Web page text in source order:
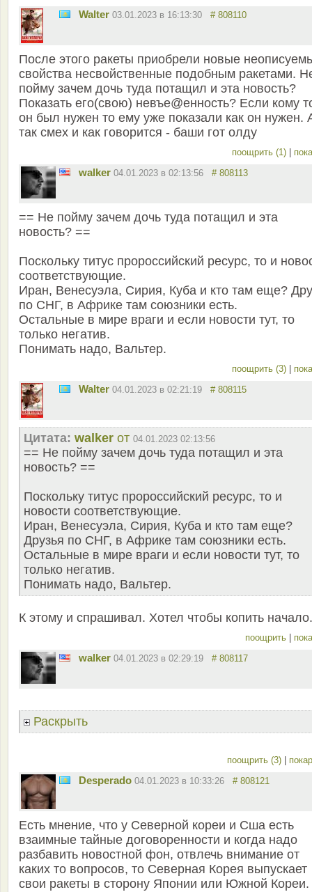
Walter 03.01.2023 в 16:13:30 # 808110
После этого ракеты приобрели новые
свойства несвойственные подобным ракетами.
пойму зачем дочь туда потащил и эта новость?
Показать его(свою) невъе@енность? Если кому
он был нужен то ему уже показали как он нужен.
так смех и как говорится - баши гот олду
поощрить (1)
walker 04.01.2023 в 02:13:56 # 808113
== Не пойму зачем дочь туда потащил и эта
новость? ==
Поскольку титус пророссийский ресурс, то и
соответствующие.
Иран, Венесуэла, Сирия, Куба и кто там еще?
по СНГ, в Африке там союзники есть.
Остальные в мире враги и если новости тут, то
только негатив.
Понимать надо, Вальтер.
поощрить (3)
Walter 04.01.2023 в 02:21:19 # 808115
Цитата: walker от 04.01.2023 02:13:56
== Не пойму зачем дочь туда потащил и эта
новость? ==
Поскольку титус пророссийский ресурс, то и
новости соответствующие.
Иран, Венесуэла, Сирия, Куба и кто там еще?
Друзья по СНГ, в Африке там союзники есть.
Остальные в мире враги и если новости тут, то
только негатив.
Понимать надо, Вальтер.
К этому и спрашивал. Хотел чтобы копить начало.
поощрить
walker 04.01.2023 в 02:29:19 # 808117
Раскрыть
поощрить (3)
Desperado 04.01.2023 в 10:33:26 # 808121
Есть мнение, что у Северной кореи и Сша есть
взаимные тайные договоренности и когда надо
разбавить новостной фон, отвлечь внимание от
каких то вопросов, то Северная Корея выпускает
свои ракеты в сторону Японии или Южной Кореи.